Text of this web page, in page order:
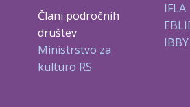
Člani področnih
društev
Ministrstvo za
kulturo RS
IFLA
IBBY